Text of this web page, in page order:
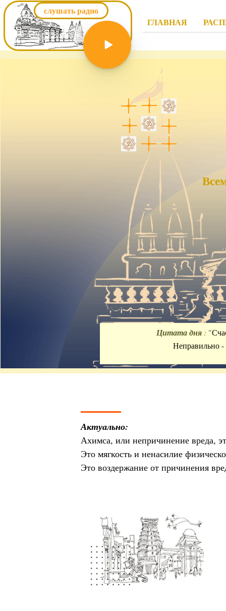
ГЛАВНАЯ
слушать радио
Цитата дня : "
Неправильно -
Актуально:
Ахимса, или непричинение вреда,
Это мягкость и ненасилие
Это воздержание от причинения